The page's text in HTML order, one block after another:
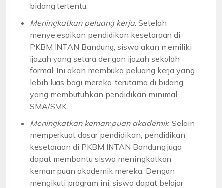
bidang tertentu.
Meningkatkan peluang kerja: Setelah
menyelesaikan pendidikan kesetaraan di
PKBM INTAN Bandung, siswa akan memiliki
ijazah yang setara dengan ijazah sekolah
formal. Ini akan membuka peluang kerja yang
lebih luas bagi mereka, terutama di bidang
yang membutuhkan pendidikan minimal
SMA/SMK.
Meningkatkan kemampuan akademik: Selain
memperkuat dasar pendidikan, pendidikan
kesetaraan di PKBM INTAN Bandung juga
dapat membantu siswa meningkatkan
kemampuan akademik mereka. Dengan
mengikuti program ini, siswa dapat belajar